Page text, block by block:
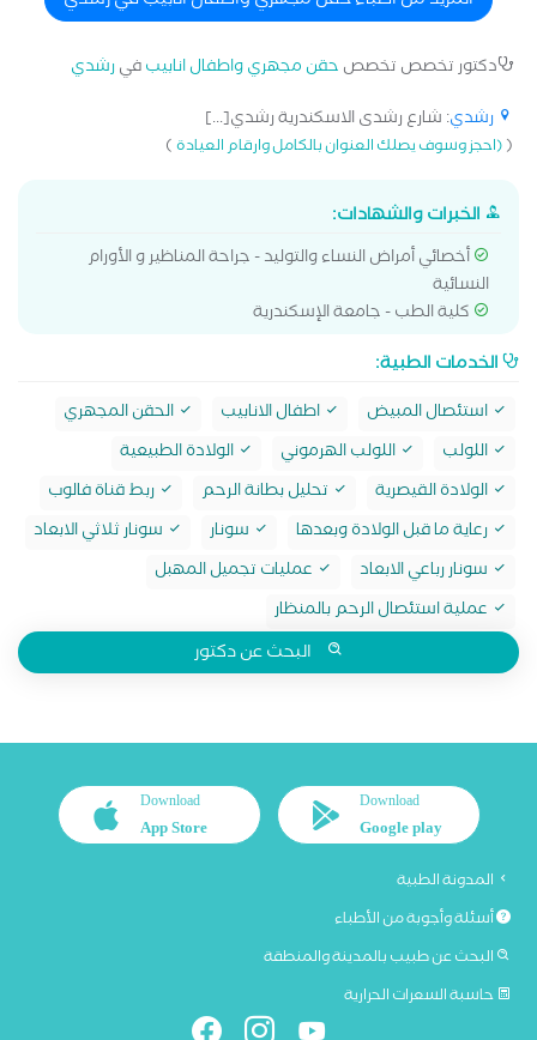
دكتور تخصص تخصص حقن مجهري واطفال انابيبفيرشدي
رشدي: شارع رشدى الاسكندرية رشدي[...]
((احجز وسوف يصلك العنوان بالكامل وارقام العيادة)
الخبرات والشهادات:
أخصائي أمراض النساء والتوليد - جراحة المناظير و الأورام
النسائية
كلية الطب - جامعة الإسكندرية
الخدمات الطبية:
استئصال المبيض اطفال الانابيب
الحقن المجهري
اللولب
اللولب الهرموني
الولادة الطبيعية
الولادة القيصرية
تحليل بطانة الرحم
ربط قناة فالوب
رعاية ما قبل الولادة وبعدها
سونار
سونار ثلاثي الابعاد
سونار رباعي الابعاد
عمليات تجميل المهبل
عملية استئصال الرحم بالمنظار
البحث عن دكتور
Download
Google play
Download
App Store
المدونة الطبية
أسئلة وأجوبة من الأطباء
البحث عن طبيب بالمدينة والمنطقة
حاسبة السعرات الحرارية